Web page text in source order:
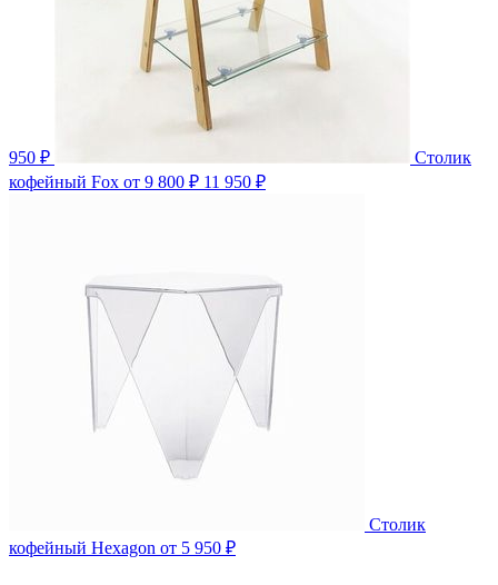
950 ₽
Столик
кофейный Fox от 9 800 ₽ 11 950 ₽
Столик
кофейный Hexagon от 5 950 ₽